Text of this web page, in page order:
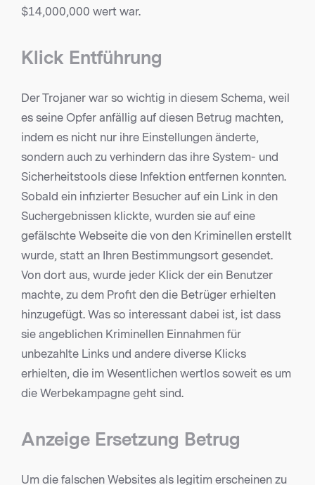
$14,000,000 wert war.
Klick Entführung
Der Trojaner war so wichtig in diesem Schema, weil
es seine Opfer anfällig auf diesen Betrug machten,
indem es nicht nur ihre Einstellungen änderte,
sondern auch zu verhindern das ihre System- und
Sicherheitstools diese Infektion entfernen konnten.
Sobald ein infizierter Besucher auf ein Link in den
Suchergebnissen klickte, wurden sie auf eine
gefälschte Webseite die von den Kriminellen erstellt
wurde, statt an Ihren Bestimmungsort gesendet.
Von dort aus, wurde jeder Klick der ein Benutzer
machte, zu dem Profit den die Betrüger erhielten
hinzugefügt. Was so interessant dabei ist, ist dass
sie angeblichen Kriminellen Einnahmen für
unbezahlte Links und andere diverse Klicks
erhielten, die im Wesentlichen wertlos soweit es um
die Werbekampagne geht sind.
Anzeige Ersetzung Betrug
Um die falschen Websites als legitim erscheinen zu